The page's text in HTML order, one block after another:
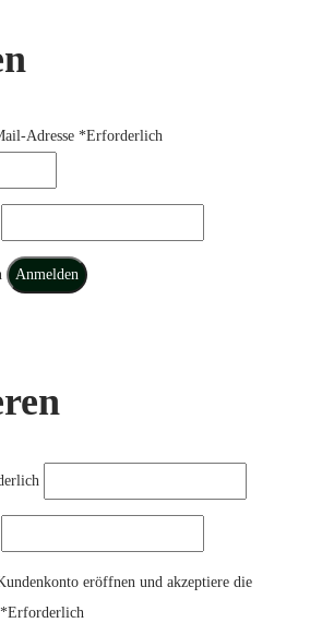
Adresse *Erforderlich
Anmelden
eröffnen und akzeptiere die
*Erforderlich